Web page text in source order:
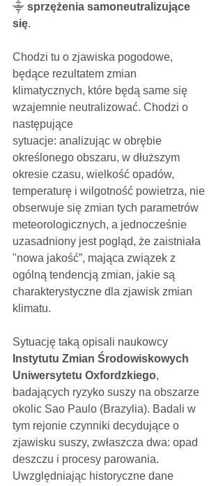
⸎ sprzężenia samoneutralizujące
się.
Chodzi tu o zjawiska pogodowe,
będące rezultatem zmian
klimatycznych, które będą same się
wzajemnie neutralizować. Chodzi o
następujące
sytuacje: analizując w obrębie
określonego obszaru, w dłuższym
okresie czasu, wielkość opadów,
temperaturę i wilgotność powietrza, nie
obserwuje się zmian tych parametrów
meteorologicznych, a jednocześnie
uzasadniony jest pogląd, że zaistniała
"nowa jakość”, mająca związek z
ogólną tendencją zmian, jakie są
charakterystyczne dla zjawisk zmian
klimatu.
Sytuację taką opisali naukowcy
Instytutu Zmian Środowiskowych
Uniwersytetu Oxfordzkiego,
badających ryzyko suszy na obszarze
okolic Sao Paulo (Brazylia). Badali w
tym rejonie czynniki decydujące o
zjawisku suszy, zwłaszcza dwa: opad
deszczu i procesy parowania.
Uwzględniając historyczne dane